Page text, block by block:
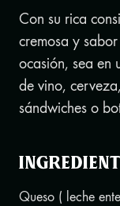
Con su rica
cremosa y
ocasión, sea en
de vino,
sándwiches o
Queso ( leche